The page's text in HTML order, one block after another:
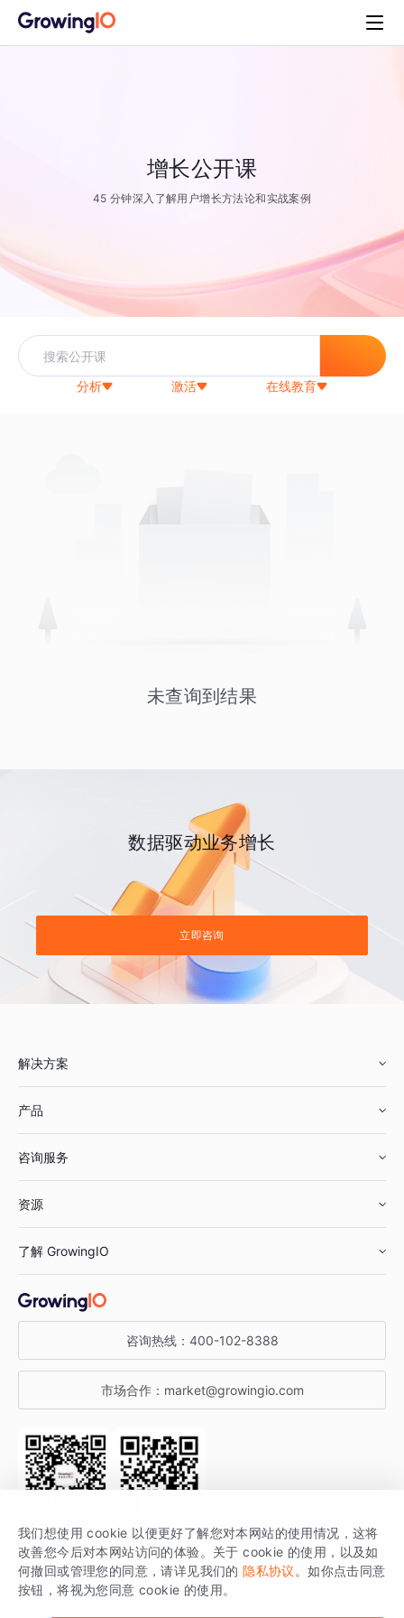
增长公开课
45 分钟深入了解用户增长方法论和实战案例
分析 激活 在线教育
未查询到结果
数据驱动业务增长
立即咨询
解决方案
鞋服行业
汽车行业
金融行业
产品
智能运营
获客分析
咨询服务
资源
增长公开课
增长博客
开发者文档
SDK 文档
场景指南
了解 GrowingIO
关于 GrowingIO
增长大会
行业活动
咨询热线： 400-102-8388
市场合作： market@growingio.com
关注公众号 获取更多干货
GrowingIO 是专注于数据智能分析与增长的品牌，核心平台为 GrowingIO
分析云。
我们想使用 cookie 以便更好了解您对本网站的使用情况，这将
改善您今后对本网站访问的体验。关于 cookie 的使用，以及如
何撤回或管理您的同意，请详见我们的 隐私协议 。如你点击同意
按钮，将视为您同意 cookie 的使用。